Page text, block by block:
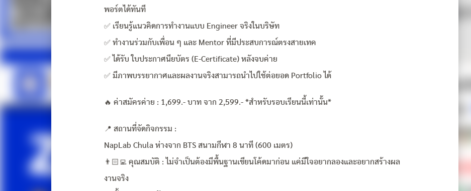
พอร์ตได้ทันที
✅ เรียนรู้แนวคิดการทำงานแบบ Engineer จริงในบริษัท
✅ ทำงานร่วมกับเพื่อน ๆ และ Mentor ที่มีประสบการณ์ตรงสายเทค
✅ ได้รับ ใบประกาศนียบัตร (E-Certificate) หลังจบค่าย
✅ มีภาพบรรยากาศและผลงานจริงสามารถนำไปใช้ต่อยอด Portfolio ได้
🔥 ค่าสมัครค่าย : 1,699.- บาท จาก 2,599.- *สำหรับรอบเรียนนี้เท่านั้น*
📍 สถานที่จัดกิจกรรม :
NapLab Chula ห่างจาก BTS สนามกีฬา 8 นาที (600 เมตร)
👨🏻‍💻 คุณสมบัติ : ไม่จำเป็นต้องมีพื้นฐานเขียนโค้ดมาก่อน แค่มีใจอยากลองและอยากสร้างผล
งานจริง